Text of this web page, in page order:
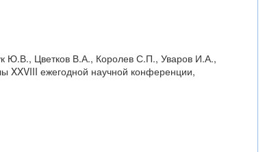
Цветков В.А., Королев С.П., Уваров И.А.,
XXVIII ежегодной научной конференции,